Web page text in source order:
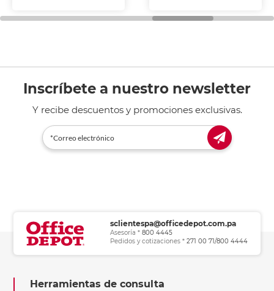
general de oficina.
Inscríbete a nuestro newsletter
Y recibe descuentos y promociones exclusivas.
sclientespa@officedepot.com.pa
Asesoría * 800 4445
Pedidos y cotizaciones * 271 00 71/800 4444
Herramientas de consulta